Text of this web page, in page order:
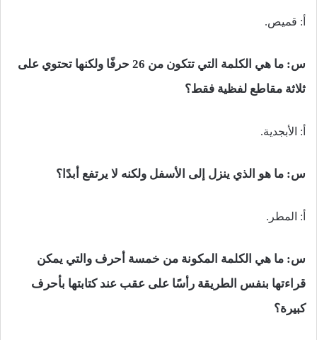
أ: قميص.
س:
ما هي الكلمة التي تتكون من 26 حرفًا ولكنها تحتوي على
ثلاثة مقاطع لفظية فقط؟
أ: الأبجدية.
س: ما هو الذي ينزل إلى الأسفل ولكنه لا يرتفع أبدًا؟
أ: المطر.
س: ما هي الكلمة المكونة من خمسة أحرف والتي يمكن
قراءتها بنفس الطريقة رأسًا على عقب عند كتابتها بأحرف
كبيرة؟